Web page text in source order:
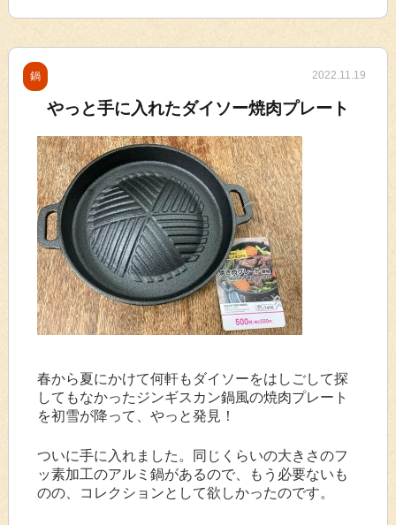
鍋 2022.11.19
やっと手に入れたダイソー焼肉プレート
春から夏にかけて何軒もダイソーをはしごして探
してもなかったジンギスカン鍋風の焼肉プレート
を初雪が降って、やっと発見！
ついに手に入れました。同じくらいの大きさのフ
ッ素加工のアルミ鍋があるので、もう必要ないも
のの、コレクションとして欲しかったのです。